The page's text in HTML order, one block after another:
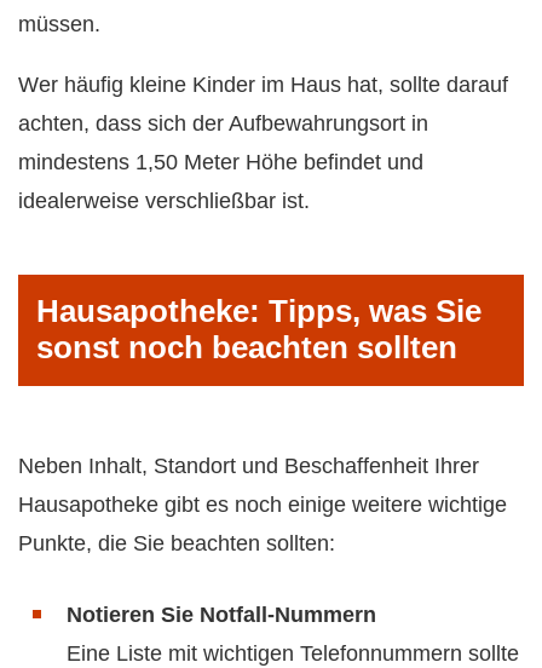
müssen.
Wer häufig kleine Kinder im Haus hat, sollte darauf
achten, dass sich der Aufbewahrungsort in
mindestens 1,50 Meter Höhe befindet und
idealerweise verschließbar ist.
Hausapotheke: Tipps, was Sie
sonst noch beachten sollten
Neben Inhalt, Standort und Beschaffenheit Ihrer
Hausapotheke gibt es noch einige weitere wichtige
Punkte, die Sie beachten sollten:
Notieren Sie Notfall-Nummern
Eine Liste mit wichtigen Telefonnummern sollte